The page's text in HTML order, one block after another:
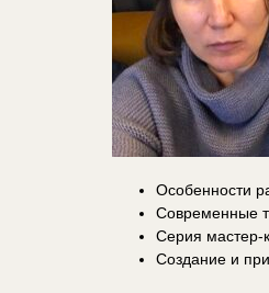
Особенности
Современные
Серия мастер-
Создание и